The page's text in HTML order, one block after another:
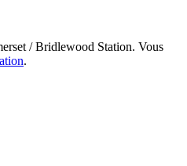
/ Bridlewood Station. Vous
.